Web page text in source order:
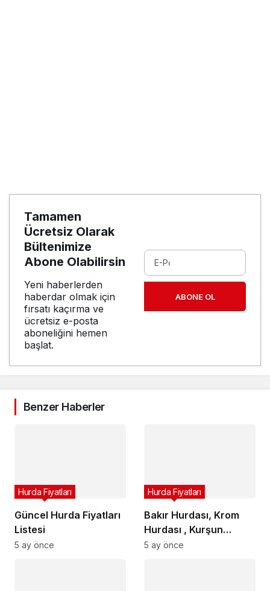
Tamamen
Ücretsiz Olarak
Bültenimize
Abone Olabilirsin
Yeni haberlerden
haberdar olmak için
fırsatı kaçırma ve
ücretsiz e-posta
aboneliğini hemen
başlat.
ABONE OL
Benzer Haberler
Güncel Hurda Fiyatları
Listesi
Hurda Fiyatları
5 ay önce
Bakır Hurdası, Krom
Hurdası , Kurşun
Hurdası , Kablo
Hurda Fiyatları
5 ay önce